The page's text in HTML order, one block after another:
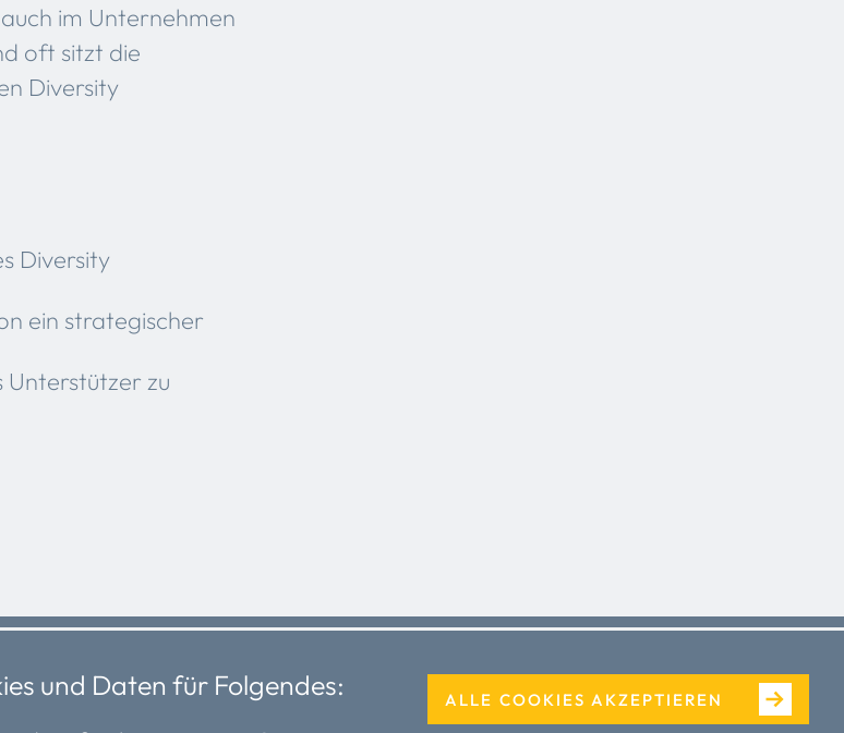
im Unternehmen
oft sitzt die
Diversity
Diversity
ein strategischer
Unterstützer zu
und Daten für Folgendes: ALLE COOKIES AKZEPTIEREN